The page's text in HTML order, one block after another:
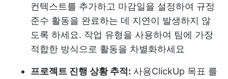
컨텍스트를 추가하고 마감일을 설정하여 규정
준수 활동을 완료하는 데 지연이 발생하지 않
도록 하세요. 작업 유형을 사용하여 팀에 가장
적합한 방식으로 활동을 차별화하세요
프로젝트 진행 상황 추적: 사용ClickUp 목표 를